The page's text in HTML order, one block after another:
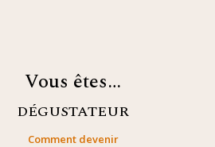
Vous êtes…
DÉGUSTATEUR
Comment devenir